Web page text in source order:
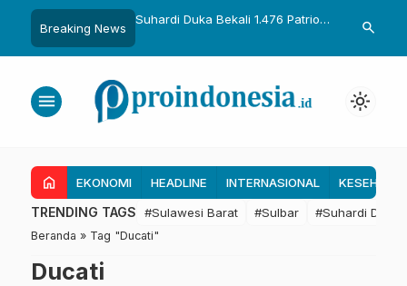
Breaking News
Gelar Sulo
Suhardi Duka Bekali 1.476 Patriot
Dasar Kebijakan Transmigrasi
Gubernur
untuk
search
menu light_mode
home EKONOMI HEADLINE INTERNASIONAL
TRENDING TAGS #Sulawesi Barat #Sulbar #Suhardi Duka
Beranda » Tag "Ducati"
Ducati